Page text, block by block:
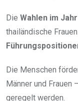
Die Wahlen im
thailändische
Die Menschen
Männer und Frauen
geregelt werden.